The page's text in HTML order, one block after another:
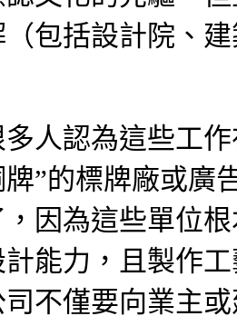
包括設計院、
人認為這些工
牌”的標牌廠或廣
因為這些單位
能力，且製作
不僅要向業主